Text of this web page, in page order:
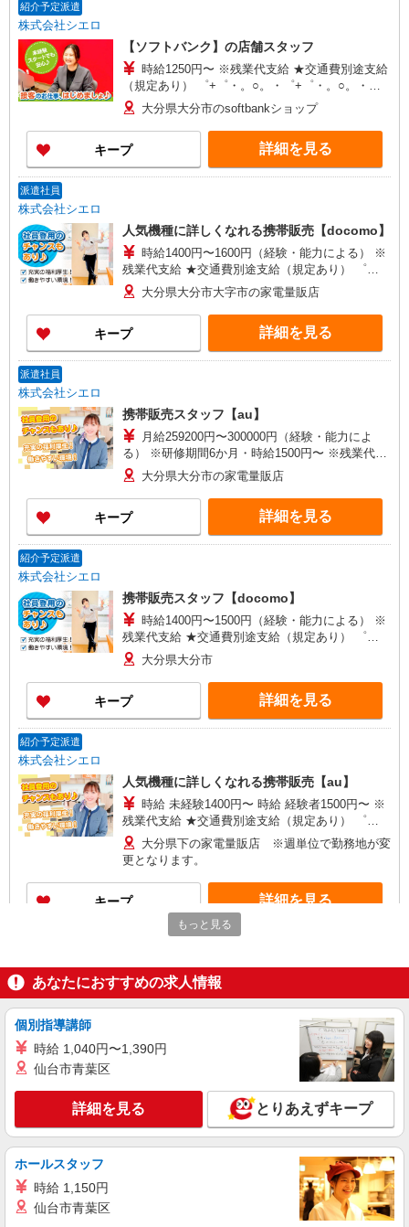
紹介予定派遣
株式会社シエロ
【ソフトバンク】の店舗スタッフ
時給1250円〜 ※残業代支給 ★交通費別途支給
（規定あり） ゜+゜・。○。・゜+゜・。○。・゜
+゜ 入社祝い金10万円支給(規定有) お友達を紹介
頂くと, インセンティブ支給(規定有) ★月2回払
い・週払い可能（規程有）★ ゜・。○。・゜
+゜・。○。・゜+゜
大分県大分市のsoftbankショップ
キープ 詳細を見る
派遣社員
株式会社シエロ
人気機種に詳しくなれる携帯販売【docomo】
時給1400円〜1600円（経験・能力による） ※
残業代支給 ★交通費別途支給（規定あり） ゜
+゜・。○。・゜+゜・。○。・゜+゜ 入社祝い金10
万円支給(規定有) お友達を紹介頂くと, インセンテ
ィブ支給(規定有) ★月2回払い・週払い可能（規程
有）★ ゜・。○。・゜+゜・。○。・゜+゜
大分県大分市大字市の家電量販店
キープ 詳細を見る
派遣社員
株式会社シエロ
携帯販売スタッフ【au】
月給259200円〜300000円（経験・能力によ
る） ※研修期間6か月・時給1500円〜 ※残業代支
給 ★交通費別途支給（規定あり） ゜+゜・。
○。・゜+゜・。○。・゜+゜ 入社祝い金10万円支
給(規定有) お友達を紹介頂くと, インセンティブ支
給(規定有) ゜・。○。・゜+゜・。○。・゜+゜
大分県大分市の家電量販店
キープ 詳細を見る
紹介予定派遣
株式会社シエロ
携帯販売スタッフ【docomo】
時給1400円〜1500円（経験・能力による） ※
残業代支給 ★交通費別途支給（規定あり） ゜
+゜・。○。・゜+゜・。○。・゜+゜ 入社祝い金10
万円支給(規定有) お友達を紹介頂くと, インセンテ
ィブ支給(規定有) ★月2回払い・週払い可能（規程
有）★ ゜・。○。・゜+゜・。○。・゜+゜
大分県大分市
キープ 詳細を見る
紹介予定派遣
株式会社シエロ
人気機種に詳しくなれる携帯販売【au】
時給 未経験1400円〜 時給 経験者1500円〜 ※
残業代支給 ★交通費別途支給（規定あり） ゜
+゜・。○。・゜+゜・。○。・゜+゜ 入社祝い金10
万円支給(規定有) お友達を紹介頂くと, インセンテ
ィブ支給(規定有) ★月2回払い・週払い可能（規程
有）★ ゜・。○。・゜+゜・。○。・゜+゜
大分県下の家電量販店 ※週単位で勤務地が変
更となります。
キープ 詳細を見る
【docomo】の携帯販売スタッフ
未経験 時給1400円〜 ※残業代支給 ★交通費
○。・゜+゜ 入社祝い金10万円支給(規定有) お友達
を紹介頂くと, インセンティブ支給(規定有) ★月2
回払い・週払い可能（規程有）★ ゜・。○。・゜
大分県大分市のdocomoショップ
詳細を見る
紹介予定派遣
株式会社シエロ
【softbank】人気機種に詳しくなれる携帯販
時給1400円〜 ※残業代支給 ★交通費別途支給
もっと見る
あなたにおすすめの求人情報
個別指導講師
時給 1,040円〜1,390円
仙台市青葉区
詳細を見る とりあえずキープ
ホールスタッフ
時給 1,150円
仙台市青葉区